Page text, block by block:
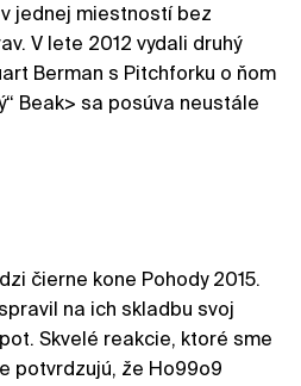
jednej miestností bez
V lete 2012 vydali druhý
Berman s Pitchforku o ňom
Beak> sa posúva neustále
čierne kone Pohody 2015.
na ich skladbu svoj
Skvelé reakcie, ktoré sme
potvrdzujú, že Ho99o9